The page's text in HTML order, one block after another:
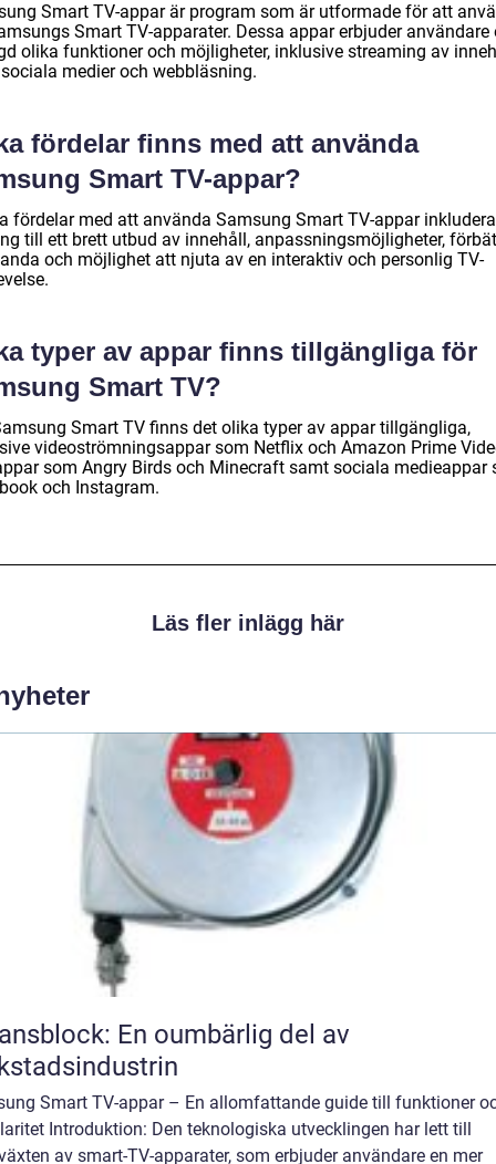
Smart TV-appar är program som är utformade för att
Smart TV-apparater. Dessa appar erbjuder användare
olika funktioner och möjligheter, inklusive streaming av
medier och webbläsning.
fördelar finns med att använda
Smart TV-appar?
fördelar med att använda Samsung Smart TV-appar
till ett brett utbud av innehåll, anpassningsmöjligheter,
och möjlighet att njuta av en interaktiv och personlig TV-
typer av appar finns tillgängliga för
Smart TV?
Smart TV finns det olika typer av appar tillgängliga,
videoströmningsappar som Netflix och Amazon Prime
som Angry Birds och Minecraft samt sociala medieappar
och Instagram.
Läs fler inlägg här
En oumbärlig del av
Smart TV-appar – En allomfattande guide till funktioner
Introduktion: Den teknologiska utvecklingen har lett till
av smart-TV-apparater, som erbjuder användare en mer